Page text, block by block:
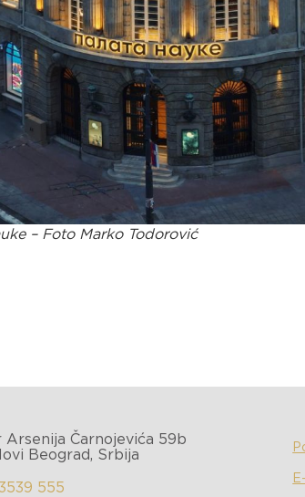
– Foto Marko Todorović
Arsenija Čarnojevića 59b
Beograd, Srbija
3539 555